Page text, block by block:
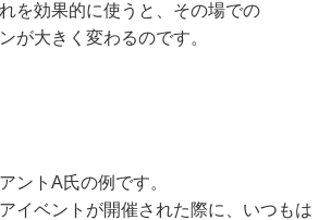
を効果的に使うと、その場での
が大きく変わるのです。
ントA氏の例です。
イベントが開催された際に、いつもは